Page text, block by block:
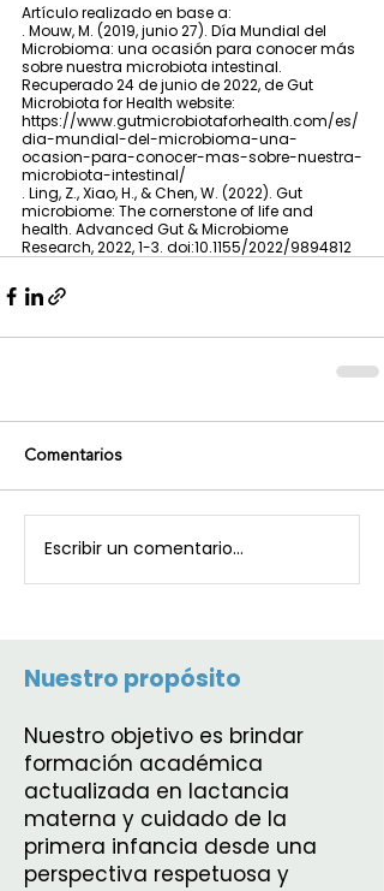
Artículo realizado en base a:
. Mouw, M. (2019, junio 27). Día Mundial del
Microbioma: una ocasión para conocer más
sobre nuestra microbiota intestinal.
Recuperado 24 de junio de 2022, de Gut
Microbiota for Health website:
https://www.gutmicrobiotaforhealth.com/es/
dia-mundial-del-microbioma-una-
ocasion-para-conocer-mas-sobre-nuestra-
microbiota-intestinal/
. Ling, Z., Xiao, H., & Chen, W. (2022). Gut
microbiome: The cornerstone of life and
health. Advanced Gut & Microbiome
Research, 2022, 1-3. doi:10.1155/2022/9894812
Comentarios
Escribir un comentario...
Nuestro propósito
Nuestro objetivo es brindar
formación académica
actualizada en lactancia
materna y cuidado de la
primera infancia desde una
perspectiva respetuosa y